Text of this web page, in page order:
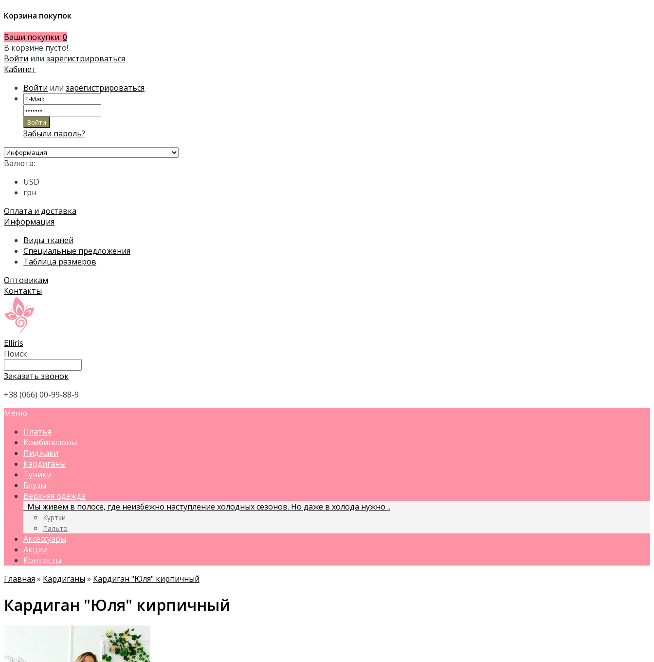
Корзина покупок
Ваши покупки: 0
В корзине пусто!
Войти или зарегистрироваться
Кабинет
Войти или зарегистрироваться
Забыли пароль?
Валюта:
USD
грн
Оплата и доставка
Информация
Виды тканей
Специальные предложения
Таблица размеров
Оптовикам
Контакты
Elliris
Поиск
Заказать звонок
+38 (066) 00-99-88-9
Меню
Платья
Комбинезоны
Пиджаки
Кардиганы
Туники
Блузы
Верхняя одежда
Мы живём в полосе, где неизбежно наступление холодных сезонов. Но даже в холода нужно ..
Куртки
Пальто
Аксессуары
Акции
Контакты
Главная » Кардиганы » Кардиган "Юля" кирпичный
Кардиган "Юля" кирпичный